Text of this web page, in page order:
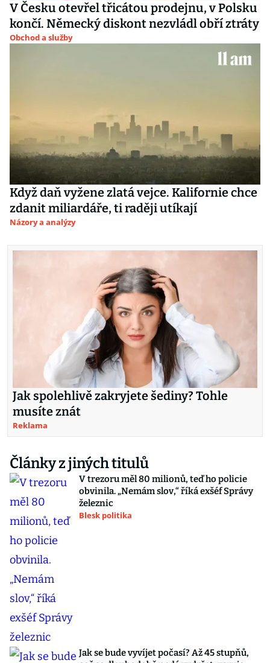
V Česku otevřel třicátou prodejnu, v Polsku
končí. Německý diskont nezvládl obří ztráty
Obchod a služby
Když daň vyžene zlatá vejce. Kalifornie chce
zdanit miliardáře, ti raději utíkají
Názory a analýzy
Jak spolehlivě zakryjete šediny? Tohle
musíte znát
Reklama
Články z jiných titulů
V trezoru měl 80 milionů, teď ho policie
obvinila. „Nemám slov,“ říká exšéf Správy
železnic
Blesk politika
Jak se bude vyvíjet počasí? Až 45 stupňů,